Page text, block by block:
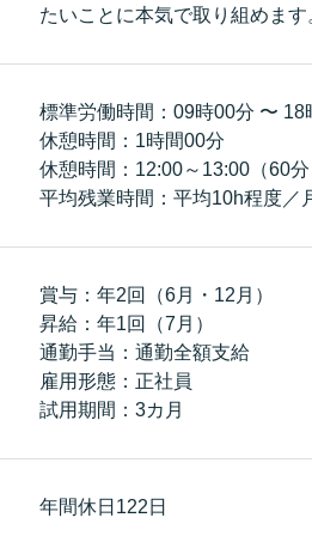
たいことに本気で取り組めます
標準労働時間：09時00分 〜 18
休憩時間：1時間00分
休憩時間：12:00～13:00（60分
平均残業時間：平均10h程度／
賞与：年2回（6月・12月）
昇給：年1回（7月）
通勤手当：通勤全額支給
雇用形態：正社員
試用期間：3カ月
年間休日122日